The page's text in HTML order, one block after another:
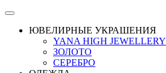
ЮВЕЛИРНЫЕ УКРАШЕНИЯ
YANA HIGH JEWELLERY
ЗОЛОТО
СЕРЕБРО